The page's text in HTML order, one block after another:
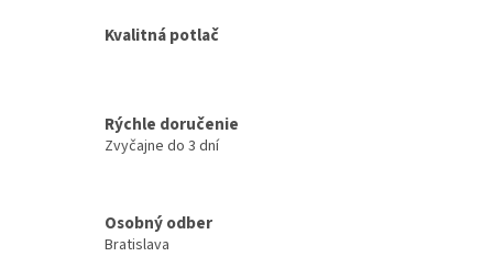
Kvalitná potlač
Rýchle doručenie
Zvyčajne do 3 dní
Osobný odber
Bratislava